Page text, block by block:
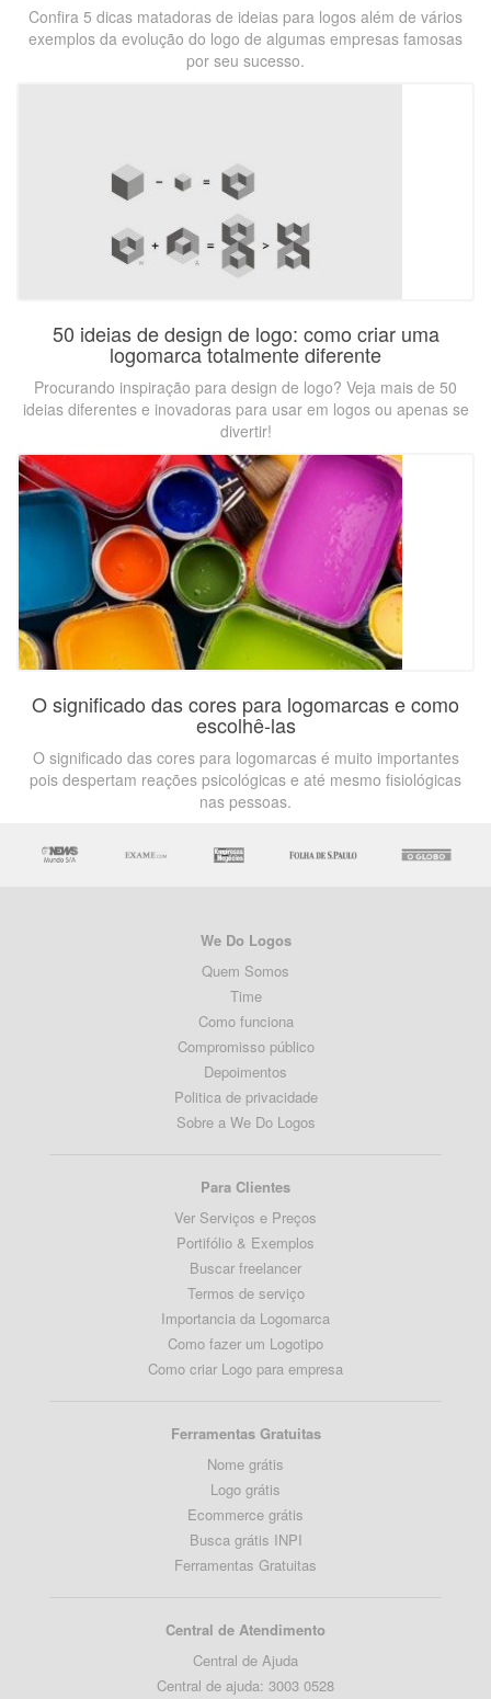
Confira 5 dicas matadoras de ideias para logos além de vários
exemplos da evolução do logo de algumas empresas famosas
por seu sucesso.
50 ideias de design de logo: como criar uma
logomarca totalmente diferente
Procurando inspiração para design de logo? Veja mais de 50
ideias diferentes e inovadoras para usar em logos ou apenas se
divertir!
O significado das cores para logomarcas e como
escolhê-las
O significado das cores para logomarcas é muito importantes
pois despertam reações psicológicas e até mesmo fisiológicas
nas pessoas.
We Do Logos
Quem Somos
Time
Como funciona
Compromisso público
Depoimentos
Politica de privacidade
Sobre a We Do Logos
Para Clientes
Ver Serviços e Preços
Portifólio & Exemplos
Buscar freelancer
Termos de serviço
Importancia da Logomarca
Como fazer um Logotipo
Como criar Logo para empresa
Ferramentas Gratuitas
Nome grátis
Logo grátis
Ecommerce grátis
Busca grátis INPI
Ferramentas Gratuitas
Central de Atendimento
Central de Ajuda
Central de ajuda: 3003 0528